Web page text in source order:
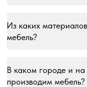
Из каких
мебель?
В каком городе и
производим мебель?
прямо указанных в условиях
РФ. Использование без
и влечёт юридическую